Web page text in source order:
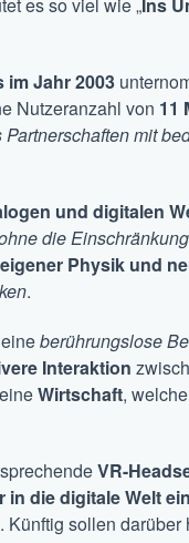
es so viel wie „Ins
im Jahr 2003
Nutzeranzahl von 11
Partnerschaften mit
und digitalen
die
Physik und
.
berührungslose
Interaktion
Wirtschaft,
VR-
in die digitale Welt
Künftig sollen darüber